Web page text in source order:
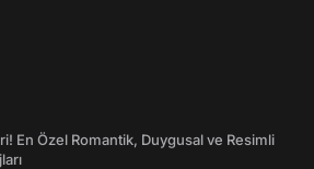
En Özel Romantik, Duygusal ve Resimli